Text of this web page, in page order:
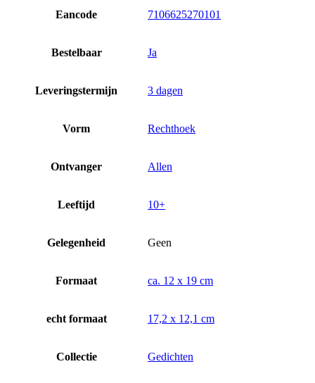
Eancode 7106625270101
Bestelbaar Ja
Leveringstermijn 3 dagen
Vorm Rechthoek
Ontvanger Allen
Leeftijd 10+
Gelegenheid Geen
Formaat ca. 12 x 19 cm
echt formaat 17,2 x 12,1 cm
Collectie Gedichten